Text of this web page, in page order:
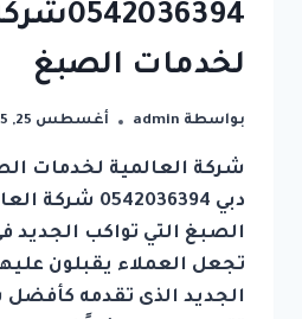
لخدمات الصبغ
بواسطة admin أغسطس 25, 2025
شركة العالمية لخدمات
دبي 0542036394
الصبغ التي تواكب الجديد
تجعل العملاء يقبلون
الجديد الذى تقدمه كأفضل